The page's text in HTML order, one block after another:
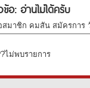
ข้อ: อ่านไม่ได้ครับ
สมาชิก คมสัน สมัครการ
ไม่พบรายการ